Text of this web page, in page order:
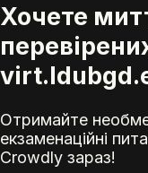
Хочете
Отримайте
екзаменаційні
Crowdly зараз!